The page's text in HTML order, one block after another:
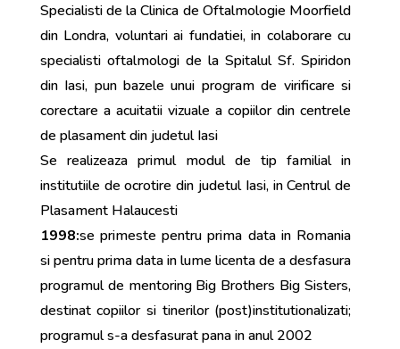
Specialisti de la Clinica de Oftalmologie Moorfield
din Londra, voluntari ai fundatiei, in colaborare cu
specialisti oftalmologi de la Spitalul Sf. Spiridon
din Iasi, pun bazele unui program de virificare si
corectare a acuitatii vizuale a copiilor din centrele
de plasament din judetul Iasi
Se realizeaza primul modul de tip familial in
institutiile de ocrotire din judetul Iasi, in Centrul de
Plasament Halaucesti
1998:se primeste pentru prima data in Romania
si pentru prima data in lume licenta de a desfasura
programul de mentoring Big Brothers Big Sisters,
destinat copiilor si tinerilor (post)institutionalizati;
programul s-a desfasurat pana in anul 2002